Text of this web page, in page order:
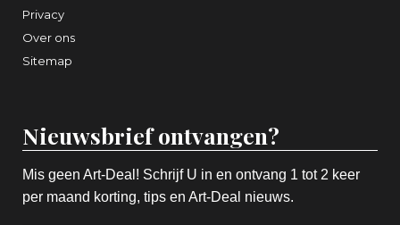
Privacy
Over ons
Sitemap
Nieuwsbrief ontvangen?
Mis geen Art-Deal! Schrijf U in en ontvang 1 tot 2 keer
per maand korting, tips en Art-Deal nieuws.